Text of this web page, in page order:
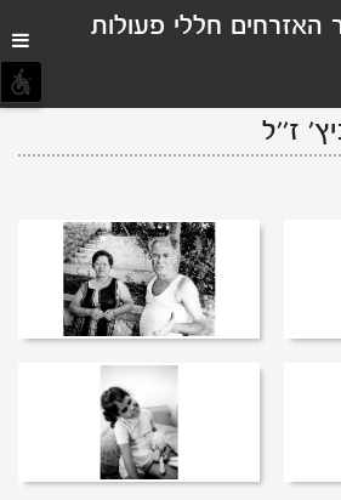
האזרחים חללי פעולות
ז''ל